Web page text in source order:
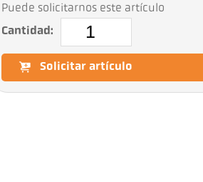
Puede solicitarnos este artículo
Cantidad:
Solicitar artículo